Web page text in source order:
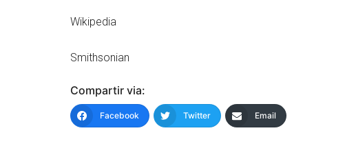
Wikipedia
Smithsonian
Compartir via:
Facebook Twitter Email